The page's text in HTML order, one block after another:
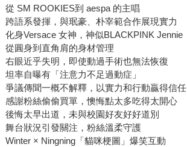
從 SM ROOKIES到 aespa 的主唱
跨語系發揮，與珉豪、朴宰範合作展現實力
化身Versace 女神，神似BLACKPINK Jennie
從圓身到直角肩的身材管理
右眼近乎失明，即使動過手術也無法恢復
坦率自曝有「注意力不足過動症」
爭議傳聞一概不解釋，以實力和行動贏得信任
感謝粉絲偷偷買單，懊悔點太多吃得太開心
後悔太早出道，未與校園好友好好道別
舞台狀況引發關注，粉絲溫柔守護
Winter × Ningning「貓咪梗圖」爆笑互動